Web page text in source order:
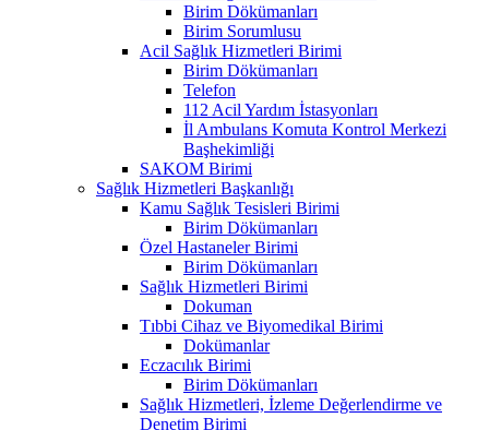
Birim Dökümanları
Birim Sorumlusu
Acil Sağlık Hizmetleri Birimi
Birim Dökümanları
Telefon
112 Acil Yardım İstasyonları
İl Ambulans Komuta Kontrol Merkezi
Başhekimliği
SAKOM Birimi
Sağlık Hizmetleri Başkanlığı
Kamu Sağlık Tesisleri Birimi
Birim Dökümanları
Özel Hastaneler Birimi
Birim Dökümanları
Sağlık Hizmetleri Birimi
Dokuman
Tıbbi Cihaz ve Biyomedikal Birimi
Dokümanlar
Eczacılık Birimi
Birim Dökümanları
Sağlık Hizmetleri, İzleme Değerlendirme ve
Denetim Birimi